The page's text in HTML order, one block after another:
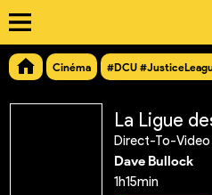
Cinéma #DCU
Direct-To-Video
Dave Bullock
1h15min